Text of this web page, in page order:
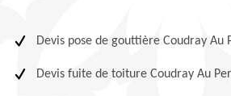
Devis pose de gouttière Coudray Au
Devis fuite de toiture Coudray Au